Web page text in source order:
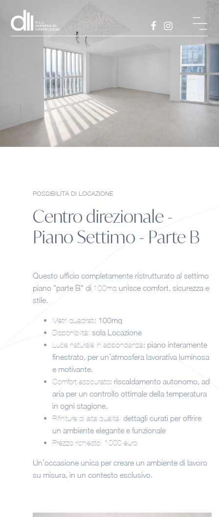
POSSIBILITÀ DI LOCAZIONE
Centro direzionale -
Piano Settimo - Parte B
Questo ufficio completamente ristrutturato al settimo
piano "parte B" di 100mq unisce comfort, sicurezza e
stile.
Metri quadrati: 100mq
Disponibilità: sola Locazione
Luce naturale in abbondanza: piano interamente
finestrato, per un’atmosfera lavorativa luminosa
e motivante.
Comfort assicurato: riscaldamento autonomo, ad
aria per un controllo ottimale della temperatura
in ogni stagione.
Rifiniture di alta qualità:dettagli curati per offrire
un ambiente elegante e funzionale
Prezzo richiesto: 1000 euro
Un’occasione unica per creare un ambiente di lavoro
su misura, in un contesto esclusivo.